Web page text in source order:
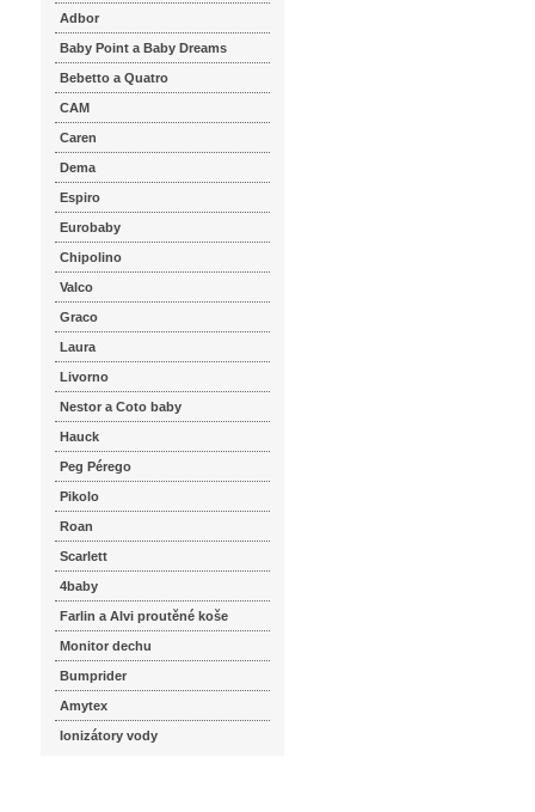
Adbor
Baby Point a Baby Dreams
Bebetto a Quatro
CAM
Caren
Dema
Espiro
Eurobaby
Chipolino
Valco
Graco
Laura
Livorno
Nestor a Coto baby
Hauck
Peg Pérego
Pikolo
Roan
Scarlett
4baby
Farlin a Alvi proutěné koše
Monitor dechu
Bumprider
Amytex
Ionizátory vody